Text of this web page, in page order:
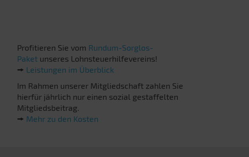
Profitieren Sie vom Rundum-Sorglos-
Paket unseres Lohnsteuerhilfevereins!
🠚 Leistungen im Überblick
Im Rahmen unserer Mitgliedschaft zahlen Sie
hierfür jährlich nur einen sozial gestaffelten
Mitgliedsbeitrag.
🠚 Mehr zu den Kosten